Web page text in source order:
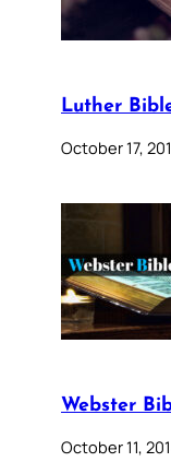
Luther
October 17,
Webster
October 11,